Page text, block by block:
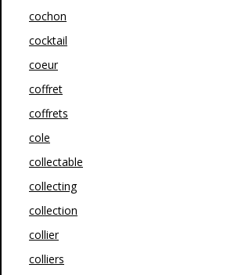
cochon
cocktail
coeur
coffret
coffrets
cole
collectable
collecting
collection
collier
colliers